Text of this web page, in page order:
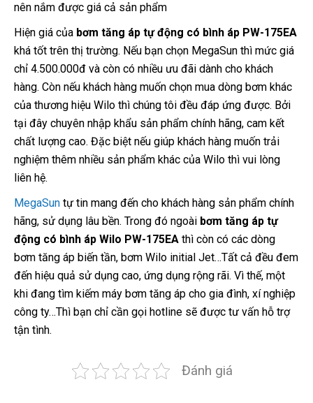
nên nắm được giá cả sản phẩm
Hiện giá của bơm tăng áp tự động có bình áp PW-175EA
khá tốt trên thị trường. Nếu bạn chọn MegaSun thì mức giá
chỉ 4.500.000đ và còn có nhiều ưu đãi dành cho khách
hàng. Còn nếu khách hàng muốn chọn mua dòng bơm khác
của thương hiệu Wilo thì chúng tôi đều đáp ứng được. Bởi
tại đây chuyên nhập khẩu sản phẩm chính hãng, cam kết
chất lượng cao. Đặc biệt nếu giúp khách hàng muốn trải
nghiệm thêm nhiều sản phẩm khác của Wilo thì vui lòng
liên hệ.
MegaSun tự tin mang đến cho khách hàng sản phẩm chính
hãng, sử dụng lâu bền. Trong đó ngoài bơm tăng áp tự
động có bình áp Wilo PW-175EA thì còn có các dòng
bơm tăng áp biến tần, bơm Wilo initial Jet…Tất cả đều đem
đến hiệu quả sử dụng cao, ứng dụng rộng rãi. Vì thế, một
khi đang tìm kiếm máy bơm tăng áp cho gia đình, xí nghiệp
công ty…Thì bạn chỉ cần gọi hotline sẽ được tư vấn hỗ trợ
tận tình.
Đánh giá